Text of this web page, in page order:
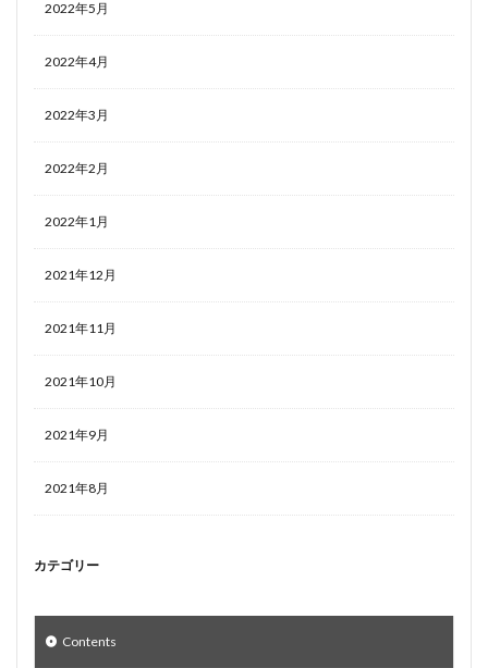
2022年5月
2022年4月
2022年3月
2022年2月
2022年1月
2021年12月
2021年11月
2021年10月
2021年9月
2021年8月
カテゴリー
Contents